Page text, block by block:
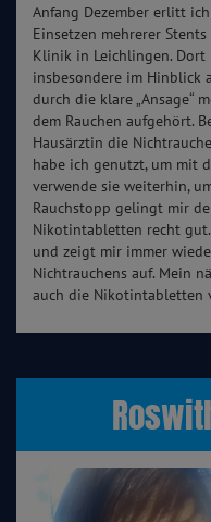
Anfang Dezember erlitt
Einsetzen mehrerer
Klinik in Leichlingen. Dort
insbesondere im Hinblick
durch die klare „Ansage“
dem Rauchen aufgehört.
Hausärztin die
habe ich genutzt, um mit
verwende sie weiterhin,
Rauchstopp gelingt mir
Nikotintabletten recht
und zeigt mir immer
Nichtrauchens auf. Mein
auch die Nikotintabletten